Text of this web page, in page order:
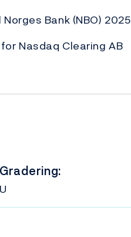
Bank (NBO) 2025
Nasdaq Clearing AB
Gradering:
U